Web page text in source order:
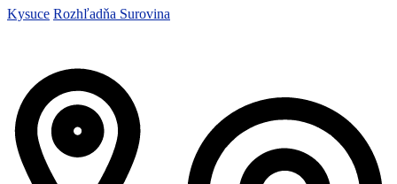
Kysuce Rozhľadňa Surovina